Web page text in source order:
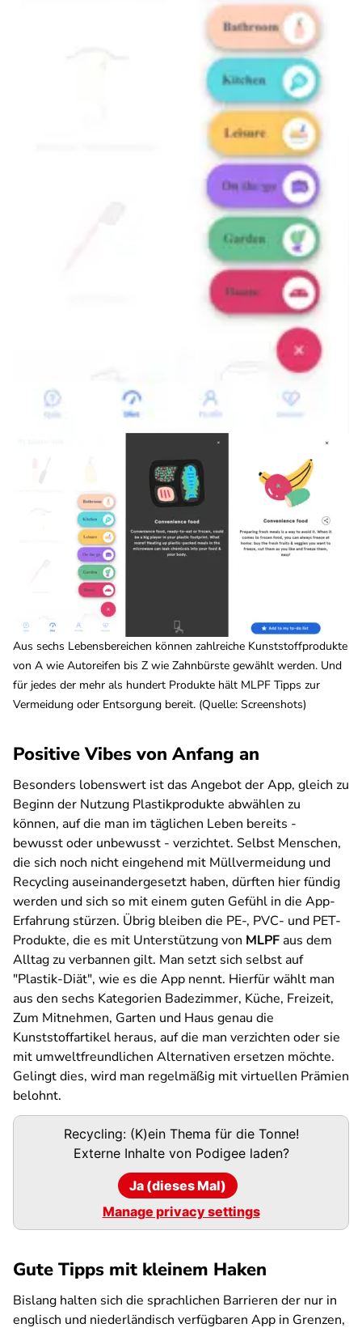
Aus sechs Lebensbereichen können zahlreiche Kunststoffprodukte
von A wie Autoreifen bis Z wie Zahnbürste gewählt werden. Und
für jedes der mehr als hundert Produkte hält MLPF Tipps zur
Vermeidung oder Entsorgung bereit. (Quelle: Screenshots)
Positive Vibes von Anfang an
Besonders lobenswert ist das Angebot der App, gleich zu
Beginn der Nutzung Plastikprodukte abwählen zu
können, auf die man im täglichen Leben bereits -
bewusst oder unbewusst - verzichtet. Selbst Menschen,
die sich noch nicht eingehend mit Müllvermeidung und
Recycling auseinandergesetzt haben, dürften hier fündig
werden und sich so mit einem guten Gefühl in die App-
Erfahrung stürzen. Übrig bleiben die PE-, PVC- und PET-
Produkte, die es mit Unterstützung von MLPFaus dem
Alltag zu verbannen gilt. Man setzt sich selbst auf
"Plastik-Diät", wie es die App nennt. Hierfür wählt man
aus den sechs Kategorien Badezimmer, Küche, Freizeit,
Zum Mitnehmen, Garten und Haus genau die
Kunststoffartikel heraus, auf die man verzichten oder sie
mit umweltfreundlichen Alternativen ersetzen möchte.
Gelingt dies, wird man regelmäßig mit virtuellen Prämien
belohnt.
Podigee-Recycling: (K)ein Thema für die Tonne!
Externe Inhalte von Podigeeladen?
Ja (dieses Mal)
Manage privacy settings
Gute Tipps mit kleinem Haken
Bislang halten sich die sprachlichen Barrieren der nur in
englisch und niederländisch verfügbaren App in Grenzen,